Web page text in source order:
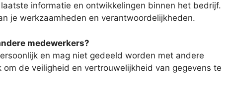
informatie en ontwikkelingen binnen het bedrijf.
je werkzaamheden en verantwoordelijkheden.
medewerkers?
en mag niet gedeeld worden met andere
de veiligheid en vertrouwelijkheid van gegevens te